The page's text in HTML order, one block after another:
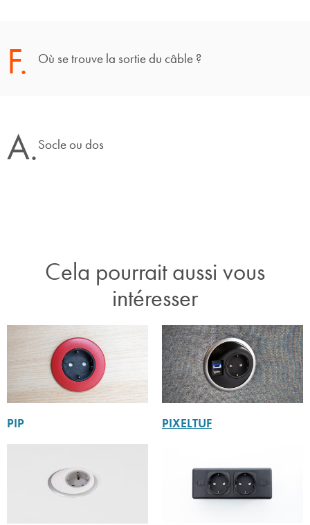
F. Où se trouve la sortie du câble ?
A.Socle ou dos
Cela pourrait aussi vous
intéresser
PIP PIXELTUF